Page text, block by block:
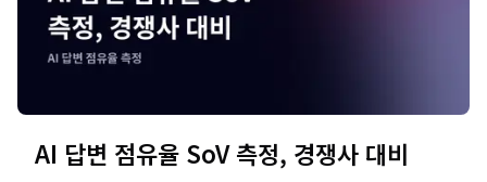
AI 답변 점유율 SoV 측정, 경쟁사 대비